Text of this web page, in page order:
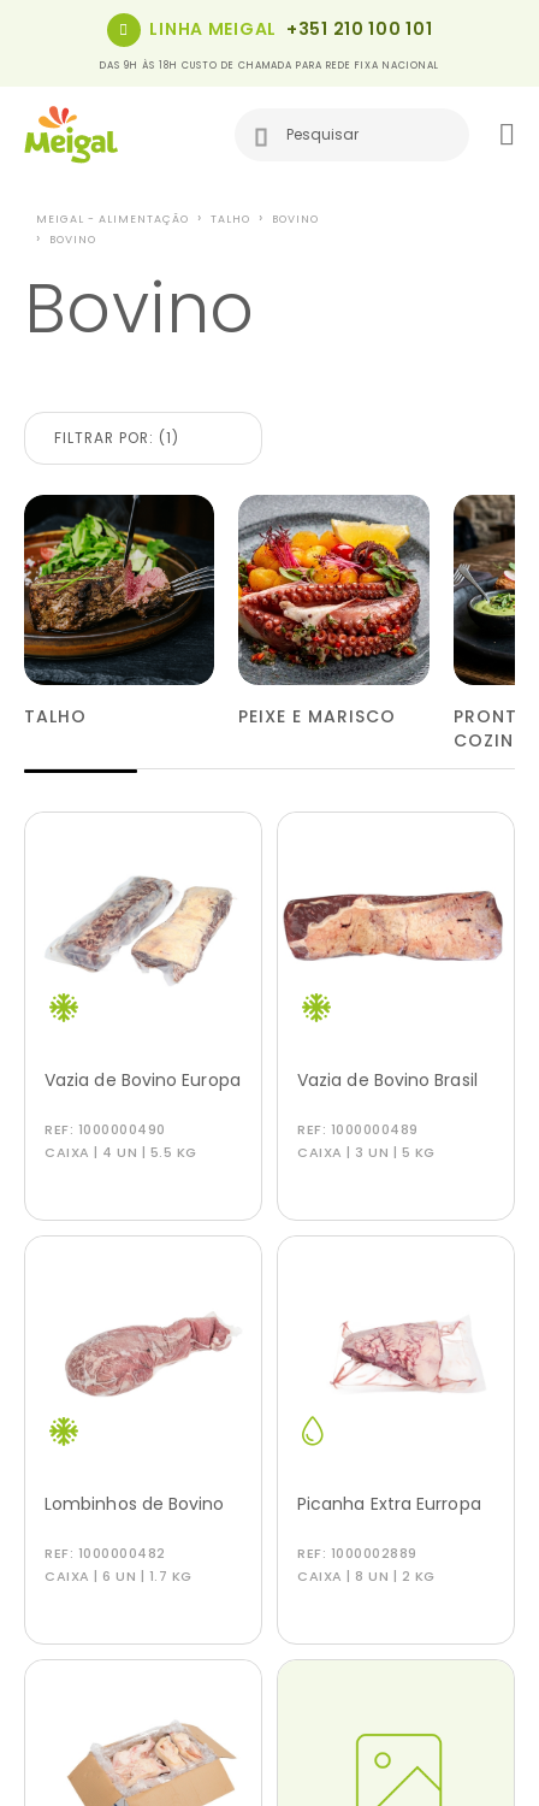
LINHA MEIGAL +351 210 100 101
DAS 9H ÀS 18H CUSTO DE CHAMADA PARA REDE FIXA NACIONAL
MEIGAL - ALIMENTAÇÃO TALHO
BOVINO
BOVINO
Bovino
FILTRAR POR: (1)
TALHO PEIXE E MARISCO
Vazia de Bovino Europa
REF: 1000000490
CAIXA | 4 UN | 5.5 KG
Vazia de Bovino Brasil
REF: 1000000489
CAIXA | 3 UN | 5 KG
Lombinhos de Bovino
REF: 1000000482
CAIXA | 6 UN | 1.7 KG
Picanha Extra Eurropa
REF: 1000002889
CAIXA | 8 UN | 2 KG